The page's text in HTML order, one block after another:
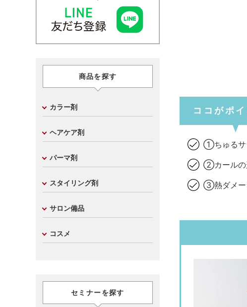
ココがポイ
①ちゅるサ
②カールの
③熱ダメー
商品を探す
カラー剤
ヘアケア剤
パーマ剤
スタイリング剤
サロン備品
コスメ
セミナーを探す